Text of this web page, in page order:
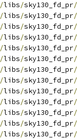
/libs/sky130_fd_pr/
/libs/sky130_fd_pr/
/libs/sky130_fd_pr/
/libs/sky130_fd_pr/
/libs/sky130_fd_pr/
/libs/sky130_fd_pr/
/libs/sky130_fd_pr/
/libs/sky130_fd_pr/
/libs/sky130_fd_pr/
/libs/sky130_fd_pr/
/libs/sky130_fd_pr/
/libs/sky130_fd_pr/
/libs/sky130_fd_pr/